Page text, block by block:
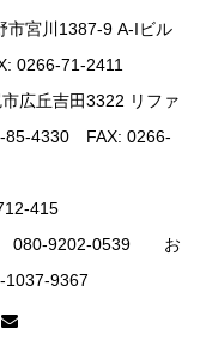
宮川1387-9 A-Iビル
71-2411
広丘吉田3322 リファ
4330 FAX: 0266-
415
原 080-9202-0539 お
9367